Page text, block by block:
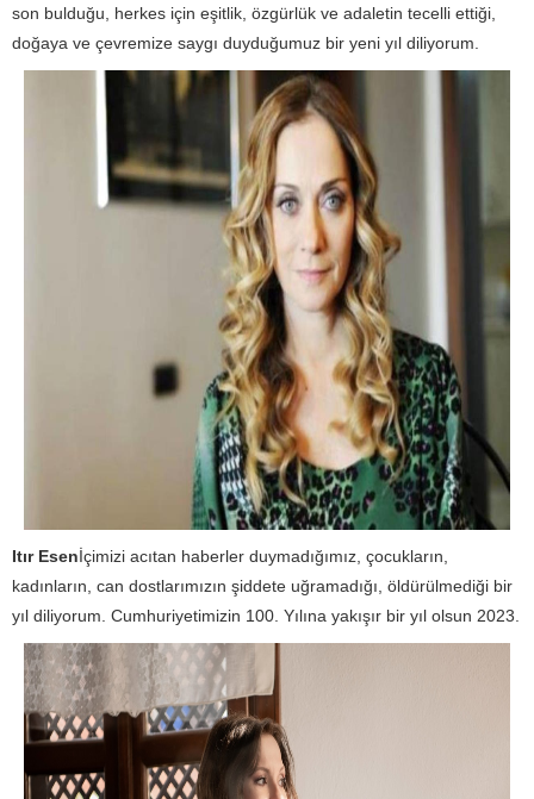
son bulduğu, herkes için eşitlik, özgürlük ve adaletin tecelli ettiği,
doğaya ve çevremize saygı duyduğumuz bir yeni yıl diliyorum.
Itır Esenİçimizi acıtan haberler duymadığımız, çocukların,
kadınların, can dostlarımızın şiddete uğramadığı, öldürülmediği bir
yıl diliyorum. Cumhuriyetimizin 100. Yılına yakışır bir yıl olsun 2023.